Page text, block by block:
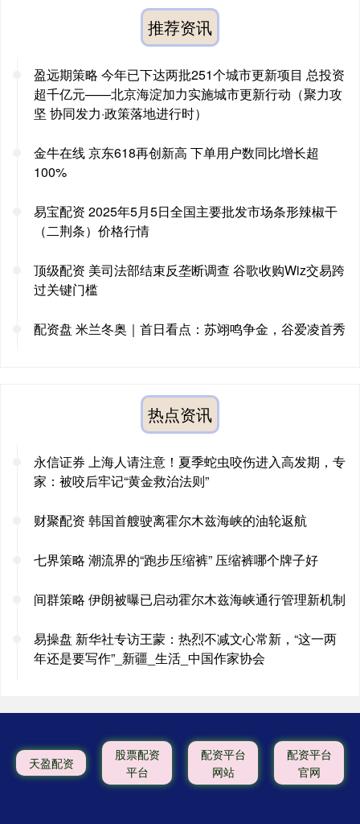
推荐资讯
盈远期策略 今年已下达两批251个城市更新项目 总投资
超千亿元——北京海淀加力实施城市更新行动（聚力攻
坚 协同发力·政策落地进行时）
金牛在线 京东618再创新高 下单用户数同比增长超
100%
易宝配资 2025年5月5日全国主要批发市场条形辣椒干
（二荆条）价格行情
顶级配资 美司法部结束反垄断调查 谷歌收购Wiz交易跨
过关键门槛
配资盘 米兰冬奥｜首日看点：苏翊鸣争金，谷爱凌首秀
热点资讯
永信证券 上海人请注意！夏季蛇虫咬伤进入高发期，专
家：被咬后牢记“黄金救治法则”
财聚配资 韩国首艘驶离霍尔木兹海峡的油轮返航
七界策略 潮流界的“跑步压缩裤” 压缩裤哪个牌子好
间群策略 伊朗被曝已启动霍尔木兹海峡通行管理新机制
易操盘 新华社专访王蒙：热烈不减文心常新，“这一两
年还是要写作”_新疆_生活_中国作家协会
天盈配资
股票配资
平台
配资平台
网站
配资平台
官网